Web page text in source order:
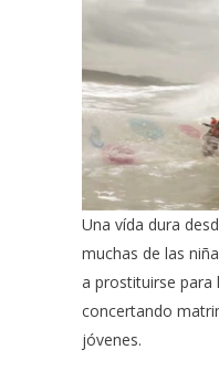
Una vída dura
muchas de las
a prostituirse para
concertando
jóvenes.